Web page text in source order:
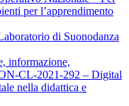
per l’apprendimento
di Suonodanza
informazione,
CL-2021-292 – Digital
nella didattica e